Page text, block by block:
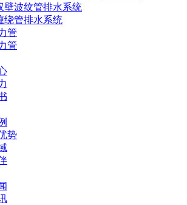
壁波纹管排水系统
绕管排水系统
管
管
势